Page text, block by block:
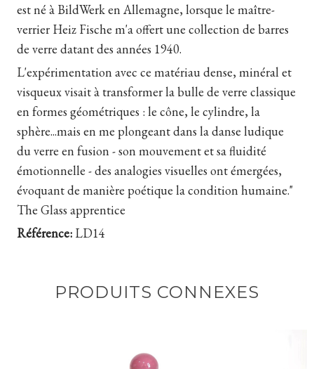
est né à BildWerk en Allemagne, lorsque le maître-
verrier Heiz Fische m'a offert une collection de barres
de verre datant des années 1940.
L'expérimentation avec ce matériau dense, minéral et
visqueux visait à transformer la bulle de verre classique
en formes géométriques : le cône, le cylindre, la
sphère...mais en me plongeant dans la danse ludique
du verre en fusion - son mouvement et sa fluidité
émotionnelle - des analogies visuelles ont émergées,
évoquant de manière poétique la condition humaine."
The Glass apprentice
Référence: LD14
PRODUITS CONNEXES